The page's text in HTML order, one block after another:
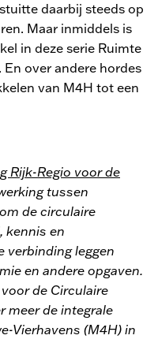
daarbij steeds op
Maar inmiddels is
in deze serie Ruimte
En over andere hordes
van M4H tot een
Rijk-Regio voor de
tussen
de circulaire
kennis en
verbinding leggen
en andere opgaven.
de Circulaire
meer de integrale
Vierhavens (M4H) in